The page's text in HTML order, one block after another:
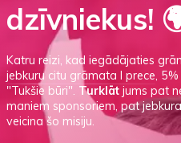
dzīvniekus!
Katru reizi, kad iegādājaties
jebkuru citu grāmata I prece,
"Tukšie būri". Turklāt jums pat
maniem sponsoriem, pat
veicina šo misiju.